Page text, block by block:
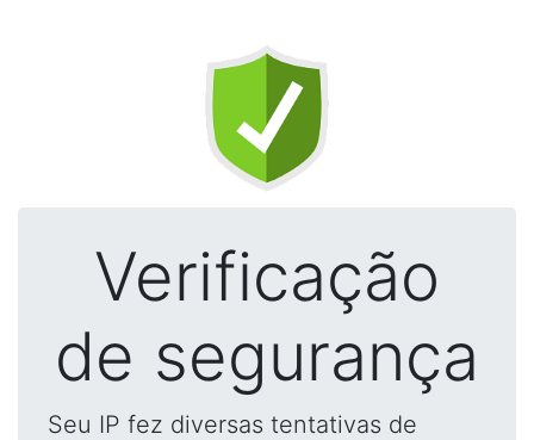
Verificação
de segurança
Seu IP fez diversas tentativas de